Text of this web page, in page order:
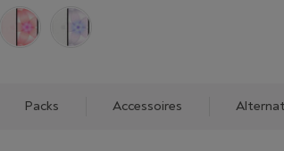
Packs Accessoires